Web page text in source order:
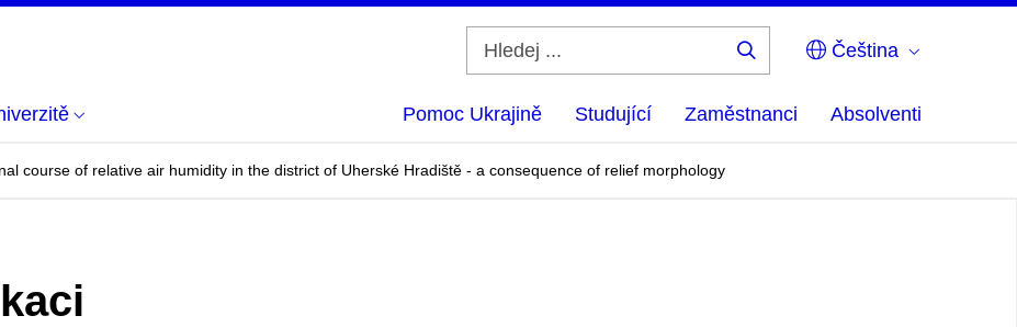
Čeština
Pomoc Ukrajině Studující Zaměstnanci Absolventi
course of relative air humidity in the district of Uherské Hradiště - a consequence of relief morphology